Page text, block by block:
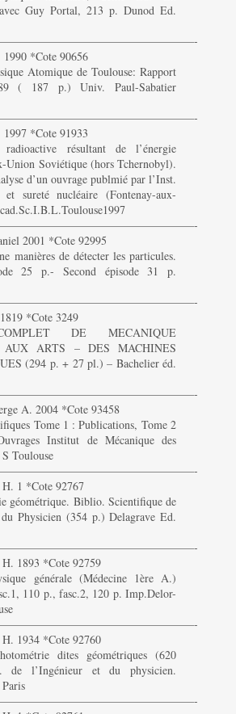
Guy Portal, 213 p. Dunod Ed.
*Cote 90656
Atomique de Toulouse: Rapport
( 187 p.) Univ. Paul-Sabatier
*Cote 91933
résultant de l’énergie
Union Soviétique (hors Tchernobyl).
d’un ouvrage publmié par l’Inst.
sureté nucléaire (Fontenay-aux-
2001 *Cote 92995
manières de détecter les particules.
25 p.- Second épisode 31 p.
*Cote 3249
DE MECANIQUE
AUX ARTS – DES MACHINES
(294 p. + 27 pl.) – Bachelier éd.
A. 2004 *Cote 93458
Tome 1 : Publications, Tome 2
Institut de Mécanique des
Toulouse
1 *Cote 92767
géométrique. Biblio. Scientifique de
Physicien (354 p.) Delagrave Ed.
1893 *Cote 92759
générale (Médecine 1ère A.)
110 p., fasc.2, 120 p. Imp.Delor-
1934 *Cote 92760
dites géométriques (620
de l’Ingénieur et du physicien.